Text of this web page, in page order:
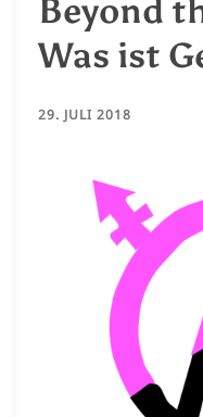
Beyond
Was ist
29. JULI 2018